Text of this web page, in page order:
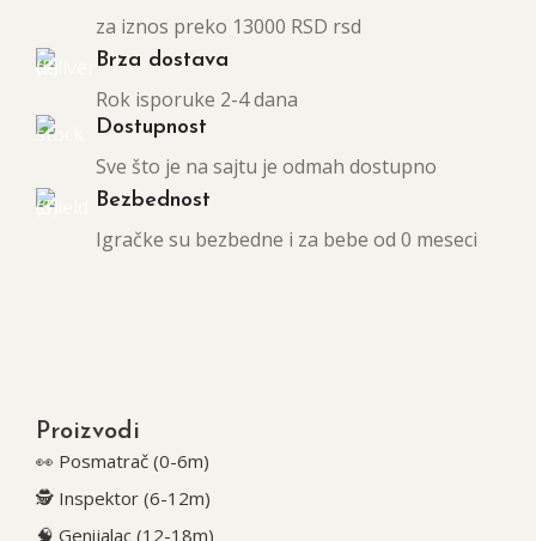
za iznos preko 13000 RSD rsd
Brza dostava
Rok isporuke 2-4 dana
Dostupnost
Sve što je na sajtu je odmah dostupno
Bezbednost
Igračke su bezbedne i za bebe od 0 meseci
Proizvodi
👀 Posmatrač (0-6m)
🕵️ Inspektor (6-12m)
🧠 Genijalac (12-18m)